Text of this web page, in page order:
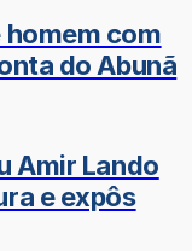
com
do Abunã
Amir Lando
e expôs